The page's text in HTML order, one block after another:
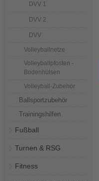
DVV 1
DVV 2
DVV
Volleyballnetze
Volleyballpfosten -
Bodenhülsen
Volleyball-Zubehör
Ballsportzubehör
Trainingshilfen
Fußball
Turnen & RSG
Fitness